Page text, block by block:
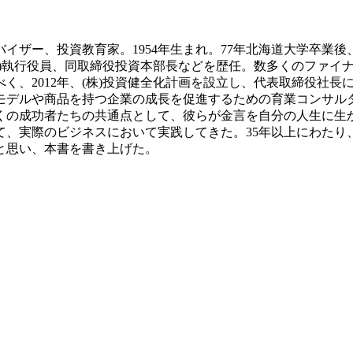
ザー、投資教育家。1954年生まれ。77年北海道大学卒業
行役員、同取締役投資本部長などを歴任。数多くのファイ
、2012年、(株)投資健全化計画を設立し、代表取締役社
ルや商品を持つ企業の成長を促進するための育業コンサ
成功者たちの共通点として、彼らが金言を自分の人生に
実際のビジネスにおいて実践してきた。35年以上にわた
い、本書を書き上げた。